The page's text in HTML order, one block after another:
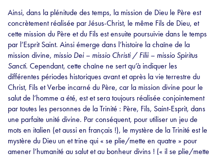
Ainsi, dans la plénitude des temps, la mission de Dieu le Père est
concrètement réalisée par Jésus-Christ, le même Fils de Dieu, et
cette mission du Père et du Fils est ensuite poursuivie dans le temps
par l’Esprit Saint. Ainsi émerge dans l’histoire la chaîne de la
mission divine, missio Dei – missio Christi / Filii – missio Spiritus
Sancti. Cependant, cette chaîne ne sert qu’à indiquer les
différentes périodes historiques avant et après la vie terrestre du
Christ, Fils et Verbe incarné du Père, car la mission divine pour le
salut de l’homme a été, est et sera toujours réalisée conjointement
par toutes les personnes de la Trinité : Père, Fils, Saint-Esprit, dans
une parfaite unité divine. Par conséquent, pour utiliser un jeu de
mots en italien (et aussi en français !), le mystère de la Trinité est le
mystère du Dieu un et trine qui « se plie/mette en quatre » pour
amener l’humanité au salut et au bonheur divins ! (« il se plie/mette